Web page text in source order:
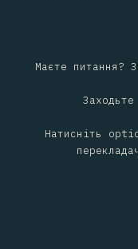
Маєте питання?
Натисніть